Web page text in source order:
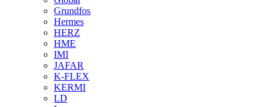
Grundfos
Hermes
HERZ
HME
IMI
JAFAR
K-FLEX
KERMI
LD